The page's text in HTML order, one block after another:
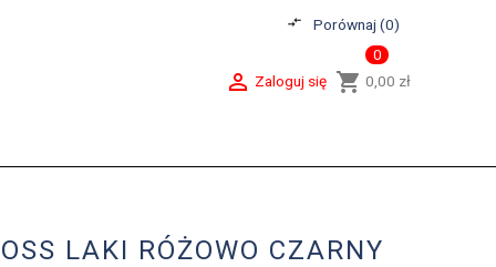
compare_arrows Porównaj (0)
shopping_cart
0
0,00 zł
 Zaloguj się
LAKI RÓŻOWO CZARNY